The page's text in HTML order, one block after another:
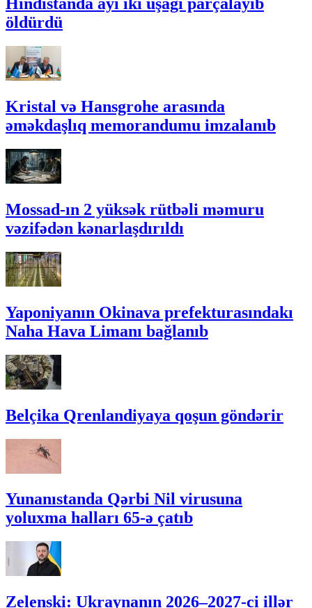
Hindistanda ayı iki uşağı parçalayıb
öldürdü
Kristal və Hansgrohe arasında
əməkdaşlıq memorandumu imzalanıb
Mossad-ın 2 yüksək rütbəli məmuru
vəzifədən kənarlaşdırıldı
Yaponiyanın Okinava prefekturasındakı
Naha Hava Limanı bağlanıb
Belçika Qrenlandiyaya qoşun göndərir
Yunanıstanda Qərbi Nil virusuna
yoluxma halları 65-ə çatıb
Zelenski: Ukraynanın 2026–2027-ci illər